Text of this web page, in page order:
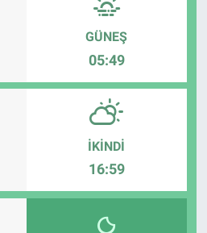
GÜNEŞ
05:49
İKINDI
16:59